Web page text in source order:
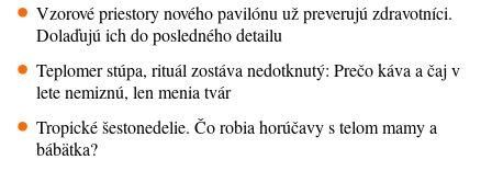
Vzorové priestory nového pavilónu už preverujú zdravotníci.
Dolaďujú ich do posledného detailu
Teplomer stúpa, rituál zostáva nedotknutý: Prečo káva a čaj v
lete nemiznú, len menia tvár
Tropické šestonedelie. Čo robia horúčavy s telom mamy a
bábätka?